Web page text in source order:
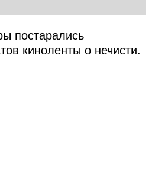
постарались
киноленты о нечисти.